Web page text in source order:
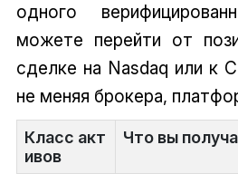
одного
можете перейти от
сделке на Nasdaq или к
не меняя брокера,
Класс акт
ивов
Что вы